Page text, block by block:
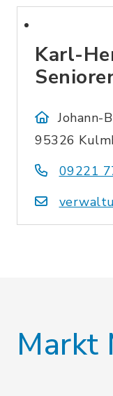
Karl-
Johann-
95326
09221
Markt